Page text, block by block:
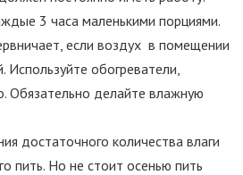
3 часа маленькими порциями.
если воздух в помещении
Используйте обогреватели,
Обязательно делайте влажную
достаточного количества влаги
пить. Но не стоит осенью пить